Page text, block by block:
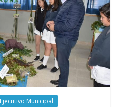
Ejecutivo Municipal